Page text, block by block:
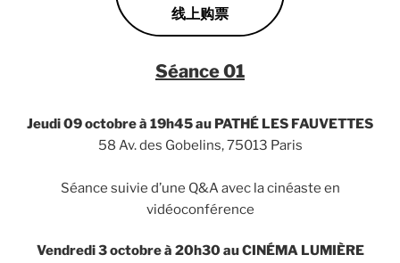
线上购票
Séance 01
Jeudi 09 octobre à 19h45 au PATHÉ LES FAUVETTES
58 Av. des Gobelins, 75013 Paris
Séance suivie d’une Q&A avec la cinéaste en
vidéoconférence
Vendredi 3 octobre à 20h30 auCINÉMALUMIÈRE